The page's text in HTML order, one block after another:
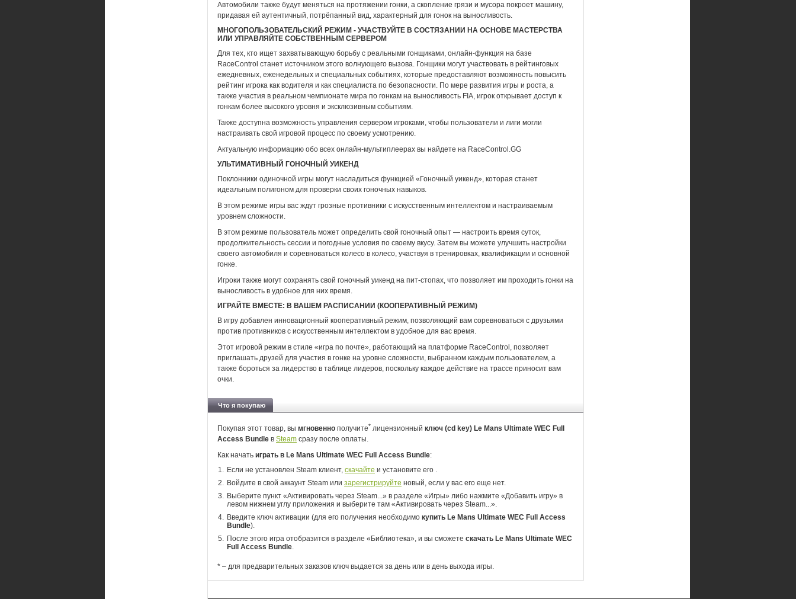
Автомобили также будут меняться на протяжении гонки, а скопление грязи и мусора покроет машину,
придавая ей аутентичный, потрёпанный вид, характерный для гонок на выносливость.
МНОГОПОЛЬЗОВАТЕЛЬСКИЙ РЕЖИМ - УЧАСТВУЙТЕ В СОСТЯЗАНИИ НА ОСНОВЕ МАСТЕРСТВА
ИЛИ УПРАВЛЯЙТЕ СОБСТВЕННЫМ СЕРВЕРОМ
Для тех, кто ищет захватывающую борьбу с реальными гонщиками, онлайн-функция на базе
RaceControl станет источником этого волнующего вызова. Гонщики могут участвовать в рейтинговых
ежедневных, еженедельных и специальных событиях, которые предоставляют возможность повысить
рейтинг игрока как водителя и как специалиста по безопасности. По мере развития игры и роста, а
также участия в реальном чемпионате мира по гонкам на выносливость FIA, игрок открывает доступ к
гонкам более высокого уровня и эксклюзивным событиям.
Также доступна возможность управления сервером игроками, чтобы пользователи и лиги могли
настраивать свой игровой процесс по своему усмотрению.
Актуальную информацию обо всех онлайн-мультиплеерах вы найдете на RaceControl.GG
УЛЬТИМАТИВНЫЙ ГОНОЧНЫЙ УИКЕНД
Поклонники одиночной игры могут насладиться функцией «Гоночный уикенд», которая станет
идеальным полигоном для проверки своих гоночных навыков.
В этом режиме игры вас ждут грозные противники с искусственным интеллектом и настраиваемым
уровнем сложности.
В этом режиме пользователь может определить свой гоночный опыт — настроить время суток,
продолжительность сессии и погодные условия по своему вкусу. Затем вы можете улучшить настройки
своего автомобиля и соревноваться колесо в колесо, участвуя в тренировках, квалификации и основной
гонке.
Игроки также могут сохранять свой гоночный уикенд на пит-стопах, что позволяет им проходить гонки на
выносливость в удобное для них время.
ИГРАЙТЕ ВМЕСТЕ: В ВАШЕМ РАСПИСАНИИ (КООПЕРАТИВНЫЙ РЕЖИМ)
В игру добавлен инновационный кооперативный режим, позволяющий вам соревноваться с друзьями
против противников с искусственным интеллектом в удобное для вас время.
Этот игровой режим в стиле «игра по почте», работающий на платформе RaceControl, позволяет
приглашать друзей для участия в гонке на уровне сложности, выбранном каждым пользователем, а
также бороться за лидерство в таблице лидеров, поскольку каждое действие на трассе приносит вам
очки.
Что я покупаю
Покупая этот товар, вы мгновенно получите* лицензионный ключ (cd key) Le Mans Ultimate WEC Full
Access Bundle в Steam сразу после оплаты.
Как начать играть в Le Mans Ultimate WEC Full Access Bundle:
Если не установлен Steam клиент, скачайте и установите его .
Войдите в свой аккаунт Steam или зарегистрируйте новый, если у вас его еще нет.
Выберите пункт «Активировать через Steam...» в разделе «Игры» либо нажмите «Добавить игру» в
левом нижнем углу приложения и выберите там «Активировать через Steam...».
Введите ключ активации (для его получения необходимо купить Le Mans Ultimate WEC Full Access
Bundle).
После этого игра отобразится в разделе «Библиотека», и вы сможете скачать Le Mans Ultimate WEC
Full Access Bundle.
* – для предварительных заказов ключ выдается за день или в день выхода игры.